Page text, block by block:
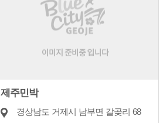
제주민박
경상남도 거제시 남부면 갈곶리 68